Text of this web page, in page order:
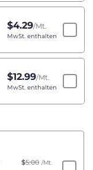
$4.29/Mt.
MwSt. enthalten
$12.99/Mt.
MwSt. enthalten
$5.00 /Mt.